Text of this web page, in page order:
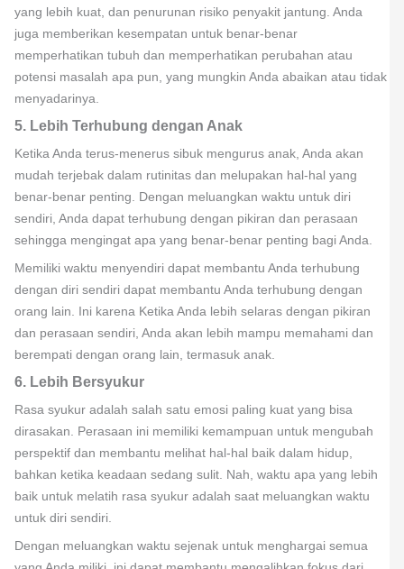
yang lebih kuat, dan penurunan risiko penyakit jantung. Anda
juga memberikan kesempatan untuk benar-benar
memperhatikan tubuh dan memperhatikan perubahan atau
potensi masalah apa pun, yang mungkin Anda abaikan atau tidak
menyadarinya.
5. Lebih Terhubung dengan Anak
Ketika Anda terus-menerus sibuk mengurus anak, Anda akan
mudah terjebak dalam rutinitas dan melupakan hal-hal yang
benar-benar penting. Dengan meluangkan waktu untuk diri
sendiri, Anda dapat terhubung dengan pikiran dan perasaan
sehingga mengingat apa yang benar-benar penting bagi Anda.
Memiliki waktu menyendiri dapat membantu Anda terhubung
dengan diri sendiri dapat membantu Anda terhubung dengan
orang lain. Ini karena Ketika Anda lebih selaras dengan pikiran
dan perasaan sendiri, Anda akan lebih mampu memahami dan
berempati dengan orang lain, termasuk anak.
6. Lebih Bersyukur
Rasa syukur adalah salah satu emosi paling kuat yang bisa
dirasakan. Perasaan ini memiliki kemampuan untuk mengubah
perspektif dan membantu melihat hal-hal baik dalam hidup,
bahkan ketika keadaan sedang sulit. Nah, waktu apa yang lebih
baik untuk melatih rasa syukur adalah saat meluangkan waktu
untuk diri sendiri.
Dengan meluangkan waktu sejenak untuk menghargai semua